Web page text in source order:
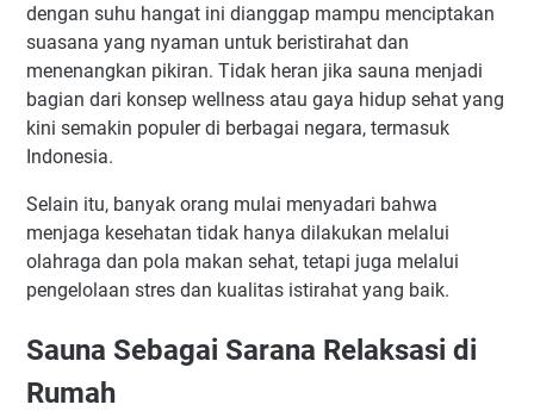
dengan suhu hangat ini dianggap mampu menciptakan
suasana yang nyaman untuk beristirahat dan
menenangkan pikiran. Tidak heran jika sauna menjadi
bagian dari konsep wellness atau gaya hidup sehat yang
kini semakin populer di berbagai negara, termasuk
Indonesia.
Selain itu, banyak orang mulai menyadari bahwa
menjaga kesehatan tidak hanya dilakukan melalui
olahraga dan pola makan sehat, tetapi juga melalui
pengelolaan stres dan kualitas istirahat yang baik.
Sauna Sebagai Sarana Relaksasi di
Rumah